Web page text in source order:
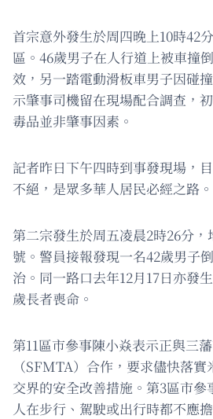
首宗意外發生於周四晚上10時42
區。46歲男子在人行道上被車撞
效，另一踏電動滑板車男子因碰
示肇事司機留在現場配合調查，
毒品並非肇事因素。
記者昨日下午四時到事發現場，
不絕，是眾多華人居民必經之路。
第二宗發生於周五凌晨2時26分
號。警員接報發現一名42歲男子
治。同一路口去年12月17日亦發
歲長者喪命。
第11區市參事陳小焱表示正與三
（SFMTA）合作，要求儘快落
交界的安全改善措施。第3區市
人在步行、駕駛或出行時都不應